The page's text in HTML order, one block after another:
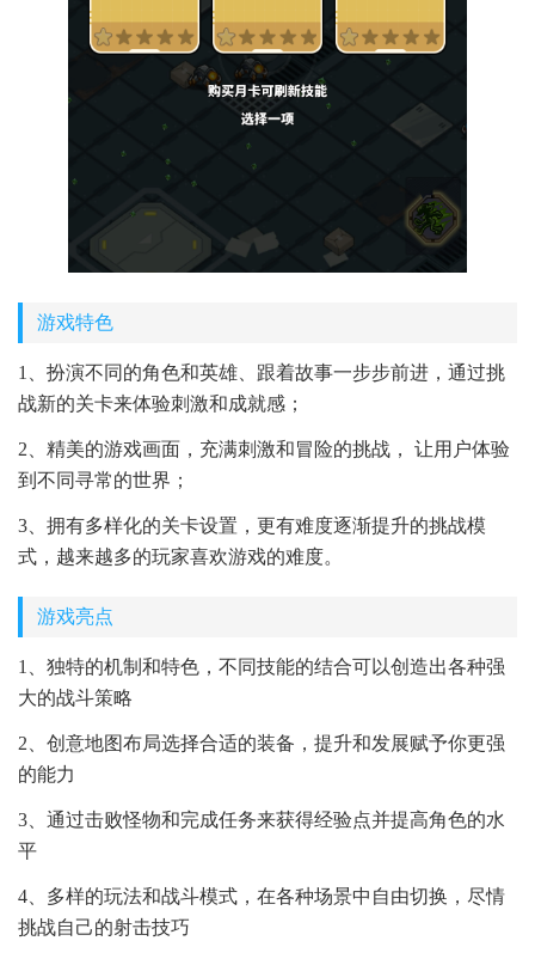
游戏特色
1、扮演不同的角色和英雄、跟着故事一步步前进，通过挑
战新的关卡来体验刺激和成就感；
2、精美的游戏画面，充满刺激和冒险的挑战， 让用户体验
到不同寻常的世界；
3、拥有多样化的关卡设置，更有难度逐渐提升的挑战模
式，越来越多的玩家喜欢游戏的难度。
游戏亮点
1、独特的机制和特色，不同技能的结合可以创造出各种强
大的战斗策略
2、创意地图布局选择合适的装备，提升和发展赋予你更强
的能力
3、通过击败怪物和完成任务来获得经验点并提高角色的水
平
4、多样的玩法和战斗模式，在各种场景中自由切换，尽情
挑战自己的射击技巧